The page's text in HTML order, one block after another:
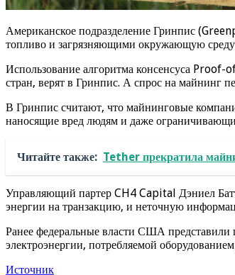
Американское подразделение Гринпис
топливо и загрязняющими окружающую
Использование алгоритма консенсуса
стран, верят в Гринпис. А спрос на майнинг
В Гринпис считают, что майнинговые
наносящие вред людям и даже
Читайте также: Tether прекратила
Управляющий партер CH4 Capital Дэниел
энергии на транзакцию, и неточную
Ранее федеральные власти США представили
электроэнергии, потребляемой
Источник